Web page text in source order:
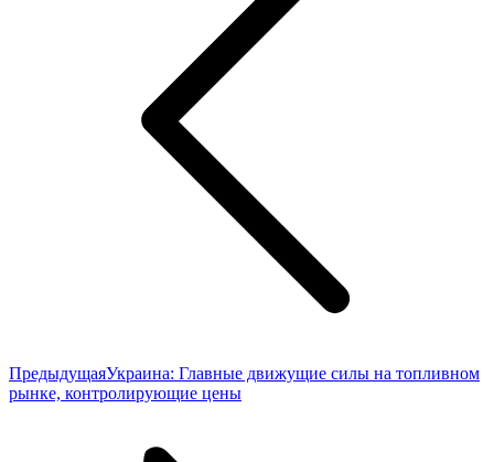
ПредыдущаяПредыдущая
запись:
Украина: Главные движущие силы на топливном
рынке, контролирующие цены